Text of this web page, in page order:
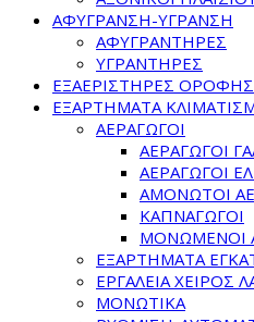
ΑΦΥΓΡΑΝΣΗ-ΥΓΡΑΝΣΗ
ΑΦΥΓΡΑΝΤΗΡΕΣ
ΥΓΡΑΝΤΗΡΕΣ
ΕΞΑΕΡΙΣΤΗΡΕΣ ΟΡΟΦΗΣ
ΕΞΑΡΤΗΜΑΤΑ
ΑΕΡΑΓΩΓΟΙ
ΑΕΡΑΓΩΓΟΙ
ΑΕΡΑΓΩΓΟΙ
ΑΜΟΝΩΤΟΙ
ΚΑΠΝΑΓΩΓΟΙ
ΜΟΝΩΜΕΝΟΙ
ΕΞΑΡΤΗΜΑΤΑ
ΕΡΓΑΛΕΙΑ ΧΕΙΡΟΣ
ΜΟΝΩΤΙΚΑ